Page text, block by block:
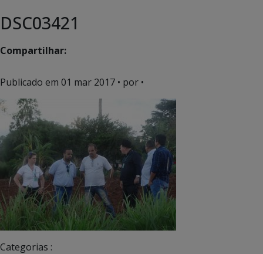
DSC03421
Compartilhar:
Publicado em 01 mar 2017 • por •
Categorias :